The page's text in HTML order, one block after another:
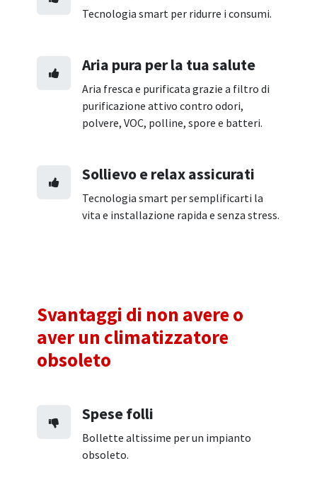
Tecnologia smart per ridurre i consumi.
Aria pura per la tua salute
Aria fresca e purificata grazie a filtro di
purificazione attivo contro odori,
polvere, VOC, polline, spore e batteri.
Sollievo e relax assicurati
Tecnologia smart per semplificarti la
vita e installazione rapida e senza stress.
Svantaggi di non avere o
aver un climatizzatore
obsoleto
Spese folli
Bollette altissime per un impianto
obsoleto.